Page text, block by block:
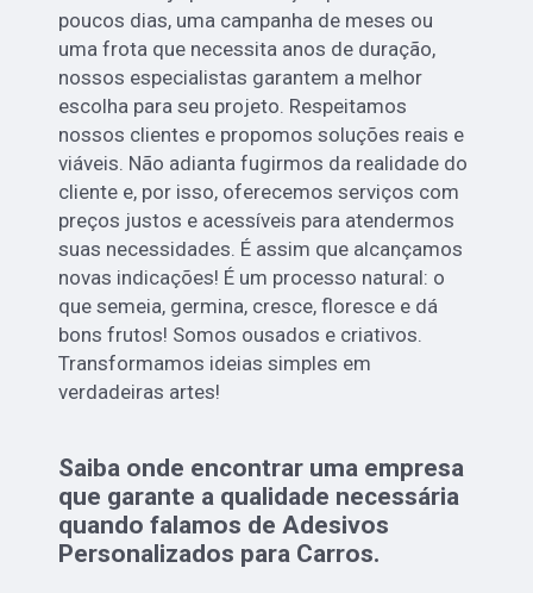
poucos dias, uma campanha de meses ou
uma frota que necessita anos de duração,
nossos especialistas garantem a melhor
escolha para seu projeto. Respeitamos
nossos clientes e propomos soluções reais e
viáveis. Não adianta fugirmos da realidade do
cliente e, por isso, oferecemos serviços com
preços justos e acessíveis para atendermos
suas necessidades. É assim que alcançamos
novas indicações! É um processo natural: o
que semeia, germina, cresce, floresce e dá
bons frutos! Somos ousados e criativos.
Transformamos ideias simples em
verdadeiras artes!
Saiba onde encontrar uma empresa
que garante a qualidade necessária
quando falamos de Adesivos
Personalizados para Carros.